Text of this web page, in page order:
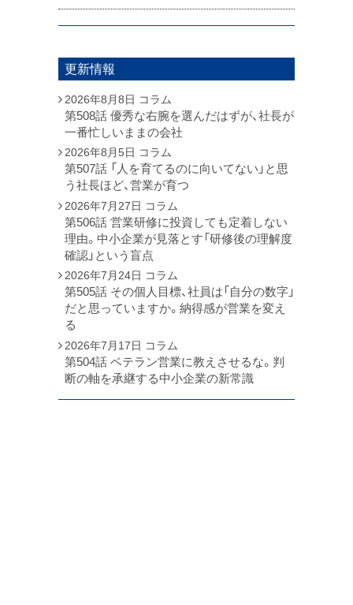
更新情報
2026年8月8日 コラム
第508話 優秀な右腕を選んだはずが、社長が
一番忙しいままの会社
2026年8月5日 コラム
第507話 「人を育てるのに向いてない」と思
う社長ほど、営業が育つ
2026年7月27日 コラム
第506話 営業研修に投資しても定着しない
理由。中小企業が見落とす「研修後の理解度
確認」という盲点
2026年7月24日 コラム
第505話 その個人目標、社員は「自分の数字」
だと思っていますか。納得感が営業を変え
る
2026年7月17日 コラム
第504話 ベテラン営業に教えさせるな。判
断の軸を承継する中小企業の新常識